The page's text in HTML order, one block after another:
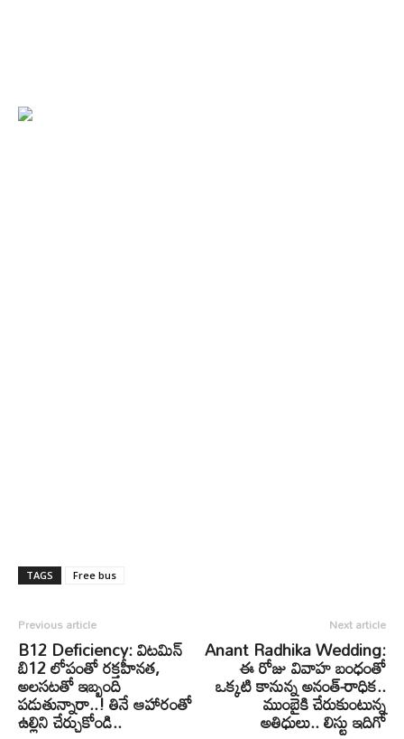
TAGS Free bus
Previous article
B12 Deficiency: విటమిన్
బి12 లోపంతో రక్తహీనత,
అలసటతో ఇబ్బంది
పడుతున్నారా..! తినే ఆహారంతో
ఉల్లిని చేర్చుకోండి..
Next article
Anant Radhika Wedding:
ఈ రోజు వివాహ బంధంతో
ఒక్కటి కానున్న అనంత్-రాధిక..
ముంబైకి చేరుకుంటున్న
అతిధులు.. లిస్టు ఇదిగో